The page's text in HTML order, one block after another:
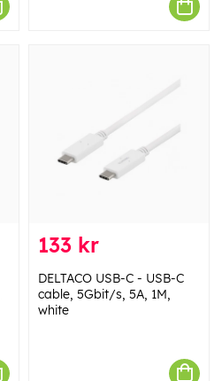
133 kr
DELTACO USB-C - USB-C
cable, 5Gbit/s, 5A, 1M,
white